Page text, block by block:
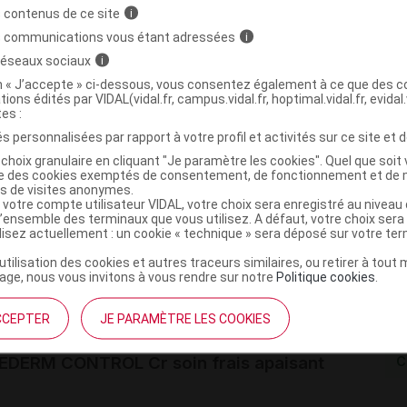
soir sur une peau propre et sèche.
de conservation
mois après ouverture.
de ce site i
communications vous étant adressées i
sociaux i
« J’accepte » ci-dessous, vous consentez également à ce que des
édités par VIDAL(vidal.fr, campus.vidal.fr, hoptimal.vidal.fr,
:
personnalisées par rapport à votre profil et activités sur ce site et
granulaire en cliquant "Je paramètre les cookies". Quel que
des cookies exemptés de consentement, de fonctionnement et de
de visites anonymes.
compte utilisateur VIDAL, votre choix sera enregistré au niveau
des terminaux que vous utilisez. A défaut, votre choix
actuellement : un cookie « technique » sera déposé sur votre
des cookies et autres traceurs similaires, ou retirer à tout
nous vous invitons à vous rendre sur notre Politique cookies
JE PARAMÈTRE LES COOKIES